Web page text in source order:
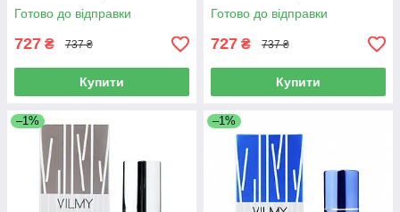
Готово до відправки
727 ₴ 737 ₴
Купити
Готово до відправки
727 ₴ 737 ₴
Купити
–1% –1%